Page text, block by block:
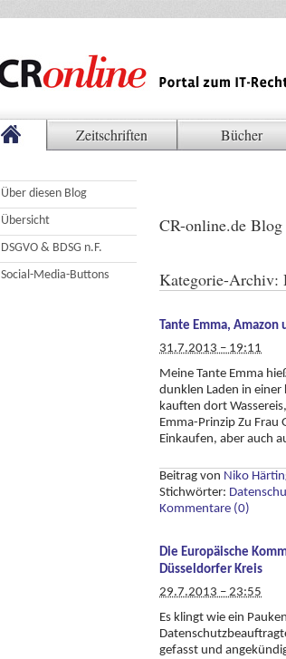
Zeitschriften Bücher
Über diesen Blog
Übersicht
DSGVO & BDSG n.F.
Social-Media-Buttons
CR-online.de Blog
Kategorie-Archiv:
Tante Emma,
31.7.2013 – 19:11
Meine Tante Emma
dunklen Laden in
kauften dort
Emma-Prinzip Zu Frau
Einkaufen, aber auch
Beitrag von Niko
Stichwörter:
Kommentare (0)
Die Europäische
Düsseldorfer Kreis
29.7.2013 – 23:55
Es klingt wie ein
gefasst und